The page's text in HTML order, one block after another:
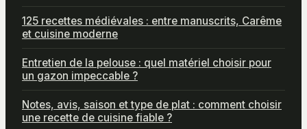
125 recettes médiévales : entre manuscrits, Carême
et cuisine moderne
Entretien de la pelouse : quel matériel choisir pour
un gazon impeccable ?
Notes, avis, saison et type de plat : comment choisir
une recette de cuisine fiable ?